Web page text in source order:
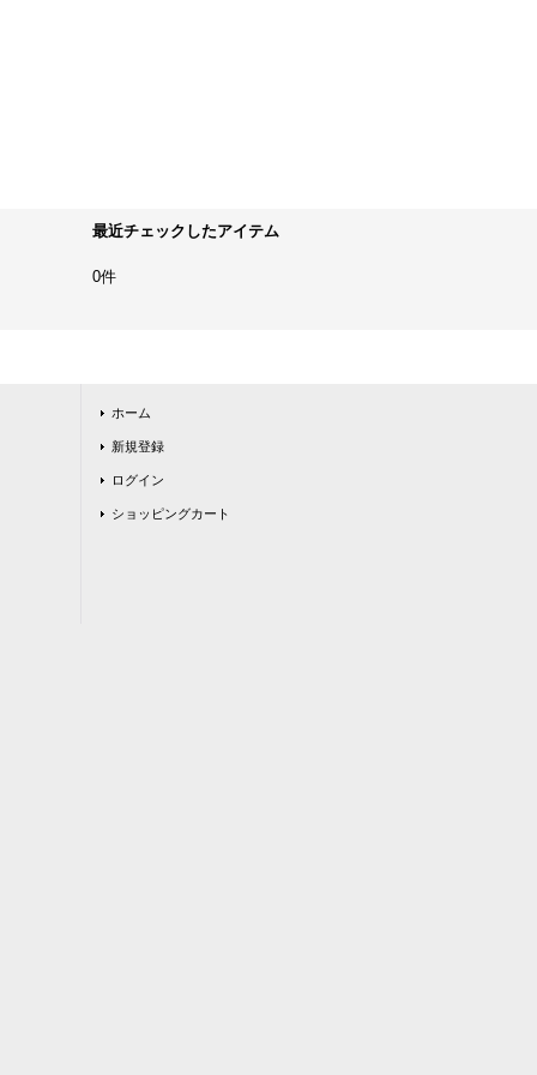
最近チェックしたアイテム
0件
ホーム
新規登録
ログイン
ショッピングカート